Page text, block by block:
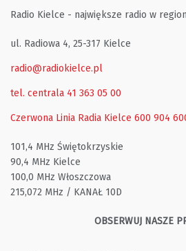
Radio Kielce - największe radio w
ul. Radiowa 4, 25-317 Kielce
radio@radiokielce.pl
tel. centrala 41 363 05 00
Czerwona Linia Radia Kielce 600 904
101,4 MHz Świętokrzyskie
90,4 MHz Kielce
100,0 MHz Włoszczowa
215,072 MHz / KANAŁ 10D
OBSERWUJ NASZE